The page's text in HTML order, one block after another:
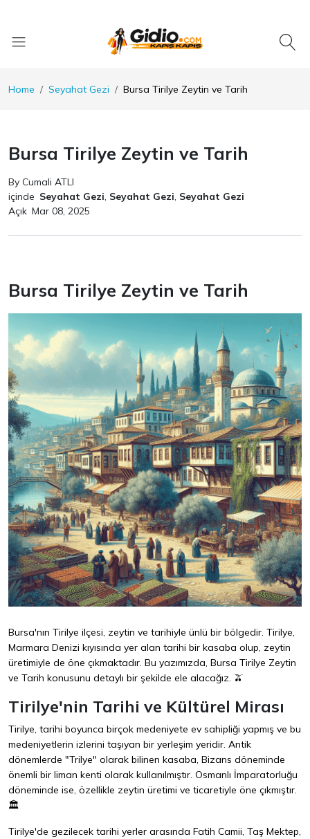
Home Seyahat Gezi Bursa Tirilye Zeytin ve Tarih
Bursa Tirilye Zeytin ve Tarih
By Cumali ATLI
içinde Seyahat Gezi, Seyahat Gezi, Seyahat Gezi
Açık Mar 08, 2025
Bursa Tirilye Zeytin ve Tarih
Bursa'nın Tirilye ilçesi, zeytin ve tarihiyle ünlü bir bölgedir. Tirilye,
Marmara Denizi kıyısında yer alan tarihi bir kasaba olup, zeytin
üretimiyle de öne çıkmaktadır. Bu yazımızda, Bursa Tirilye Zeytin
ve Tarih konusunu detaylı bir şekilde ele alacağız. 🫒
Tirilye'nin Tarihi ve Kültürel Mirası
Tirilye, tarihi boyunca birçok medeniyete ev sahipliği yapmış ve bu
medeniyetlerin izlerini taşıyan bir yerleşim yeridir. Antik
dönemlerde "Trilye" olarak bilinen kasaba, Bizans döneminde
önemli bir liman kenti olarak kullanılmıştır. Osmanlı İmparatorluğu
döneminde ise, özellikle zeytin üretimi ve ticaretiyle öne çıkmıştır.
🏛️
Tirilye'de gezilecek tarihi yerler arasında Fatih Camii, Taş Mektep,